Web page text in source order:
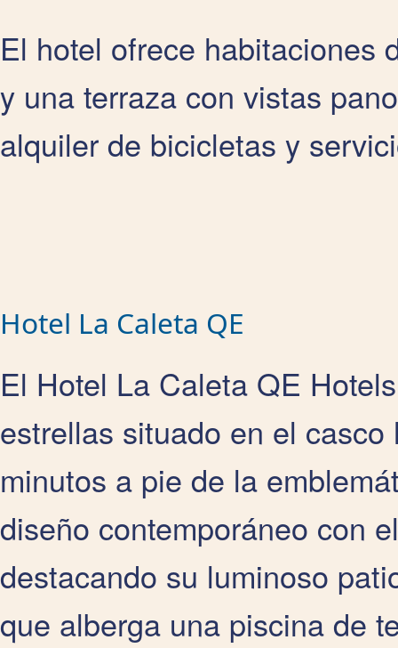
El hotel ofrece habitaciones
y una terraza con vistas
alquiler de bicicletas y
Hotel La Caleta QE
El Hotel La Caleta QE
estrellas situado en el
minutos a pie de la
diseño contemporáneo con
destacando su luminoso
que alberga una piscina de